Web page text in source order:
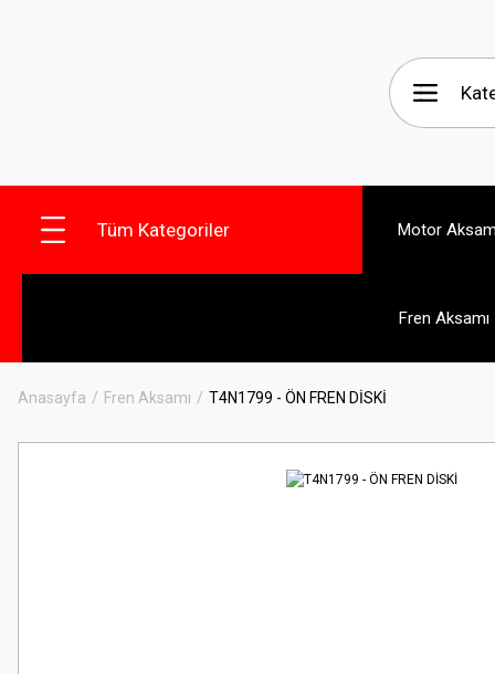
Tüm Kategoriler Motor
Fren Aksamı
Anasayfa Fren Aksamı T4N1799 - ÖN FREN DİSKİ